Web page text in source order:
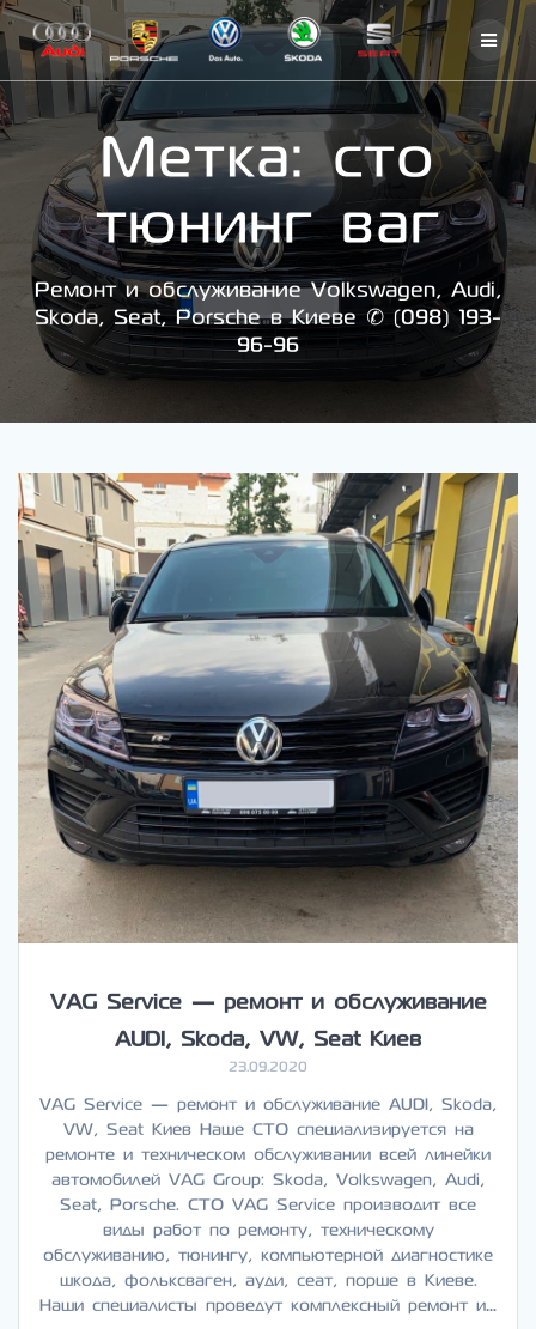
Skip
to
content
Метка:сто
тюнинг ваг
Ремонт и обслуживание Volkswagen, Audi,
Skoda, Seat, Porsche в Киеве ✆ (098) 193-
96-96
VAG Service — ремонт и обслуживание
AUDI, Skoda, VW, Seat Киев
23.09.2020
VAG Service — ремонт и обслуживание AUDI, Skoda,
VW, Seat Киев Наше СТО специализируется на
ремонте и техническом обслуживании всей линейки
автомобилей VAG Group: Skoda, Volkswagen, Audi,
Seat, Porsche. СТО VAG Service производит все
виды работ по ремонту, техническому
обслуживанию, тюнингу, компьютерной диагностике
шкода, фольксваген, ауди, сеат, порше в Киеве.
Наши специалисты проведут комплексный ремонт и…